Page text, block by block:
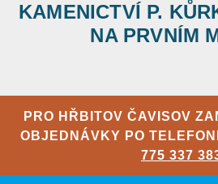
KAMENICTVÍ P.
NA PRVNÍM
PRO HŘBITOV ČAVISOV
OBJEDNÁVKY PO
775 337